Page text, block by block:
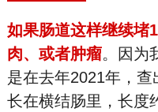
如果肠道这样继续堵
肉、或者肿瘤。因为
是在去年2021年，
长在横结肠里，长度